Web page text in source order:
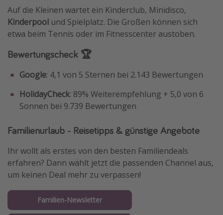
Auf die Kleinen wartet ein Kinderclub, Minidisco,
Kinderpool und Spielplatz. Die Großen können sich
etwa beim Tennis oder im Fitnesscenter austoben.
Bewertungscheck 🏆
Google: 4,1 von 5 Sternen bei 2.143 Bewertungen
HolidayCheck: 89% Weiterempfehlung + 5,0 von 6
Sonnen bei 9.739 Bewertungen
Familienurlaub - Reisetipps & günstige Angebote
Ihr wollt als erstes von den besten Familiendeals
erfahren? Dann wählt jetzt die passenden Channel aus,
um keinen Deal mehr zu verpassen!
Familien-Newsletter